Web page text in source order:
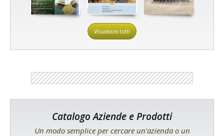
Visualizza tutti
Catalogo Aziende e Prodotti
Un modo semplice per cercare un'azienda o un